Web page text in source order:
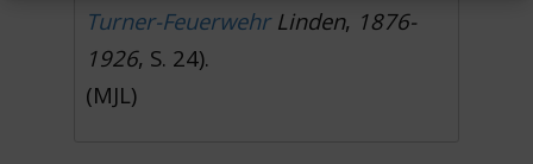
Turner-FeuerwehrLinden, 1876-
1926, S. 24).
(MJL)